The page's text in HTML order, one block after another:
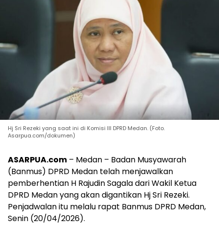
Hj Sri Rezeki yang saat ini di Komisi III DPRD Medan. (Foto.
Asarpua.com/dokumen)
ASARPUA.com – Medan – Badan Musyawarah
(Banmus) DPRD Medan telah menjawalkan
pemberhentian H Rajudin Sagala dari Wakil Ketua
DPRD Medan yang akan digantikan Hj Sri Rezeki.
Penjadwalan itu melalu rapat Banmus DPRD Medan,
Senin (20/04/2026).